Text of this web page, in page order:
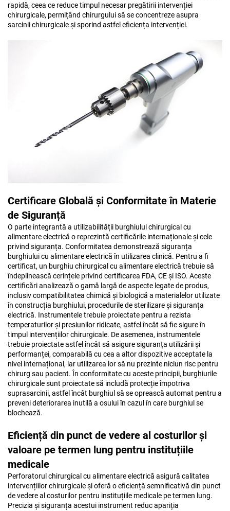
rapidă, ceea ce reduce timpul necesar pregătirii intervenției
chirurgicale, permițând chirurgului să se concentreze asupra
sarcinii chirurgicale și sporind astfel eficiența intervenției.
Certificare Globală și Conformitate în Materie
de Siguranță
O parte integrantă a utilizabilității burghiului chirurgical cu
alimentare electrică o reprezintă certificările internaționale și cele
privind siguranța. Conformitatea demonstrează siguranța
burghiului cu alimentare electrică în utilizarea clinică. Pentru a fi
certificat, un burghiu chirurgical cu alimentare electrică trebuie să
îndeplinească cerințele privind certificarea FDA, CE și ISO. Aceste
certificări analizează o gamă largă de aspecte legate de produs,
inclusiv compatibilitatea chimică și biologică a materialelor utilizate
în construcția burghiului, procedurile de sterilizare și siguranța
electrică. Instrumentele trebuie proiectate pentru a rezista
temperaturilor și presiunilor ridicate, astfel încât să fie sigure în
timpul intervențiilor chirurgicale. De asemenea, instrumentele
trebuie proiectate astfel încât să asigure siguranța utilizării și
performanței, comparabilă cu cea a altor dispozitive acceptate la
nivel internațional, iar utilizarea lor să nu prezinte niciun risc pentru
chirurg sau pacient. În conformitate cu aceste principii, burghiurile
chirurgicale sunt proiectate să includă protecție împotriva
suprasarcinii, astfel încât burghiul să se oprească automat pentru a
preveni deteriorarea inutilă a osului în cazul în care burghiul se
blochează.
Eficiență din punct de vedere al costurilor și
valoare pe termen lung pentru instituțiile
medicale
Perforatorul chirurgical cu alimentare electrică asigură calitatea
intervențiilor chirurgicale și oferă o eficiență semnificativă din punct
de vedere al costurilor pentru instituțiile medicale pe termen lung.
Precizia și siguranța acestui instrument reduc apariția